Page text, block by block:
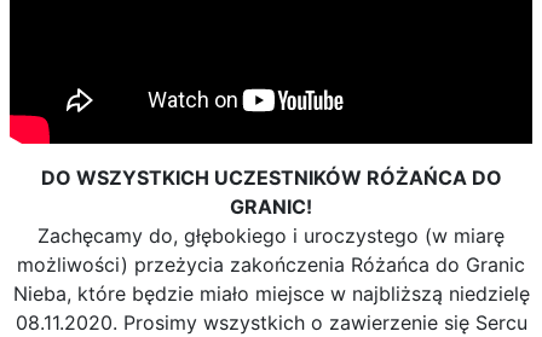
DO WSZYSTKICH UCZESTNIKÓW RÓŻAŃCA DO
GRANIC!
Zachęcamy do, głębokiego i uroczystego (w miarę
możliwości) przeżycia zakończenia Różańca do Granic
Nieba, które będzie miało miejsce w najbliższą niedzielę
08.11.2020. Prosimy wszystkich o zawierzenie się Sercu